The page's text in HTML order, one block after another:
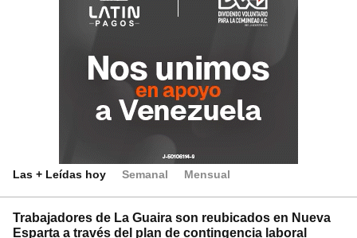
Las + Leídas hoy Semanal Mensual
Trabajadores de La Guaira son reubicados en Nueva
Esparta a través del plan de contingencia laboral